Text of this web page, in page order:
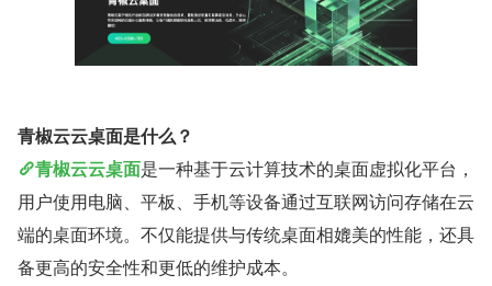
青椒云云桌面是什么？
青椒云云桌面是一种基于云计算技术的桌面虚拟化平台，
用户使用电脑、平板、手机等设备通过互联网访问存储在云
端的桌面环境。不仅能提供与传统桌面相媲美的性能，还具
备更高的安全性和更低的维护成本。